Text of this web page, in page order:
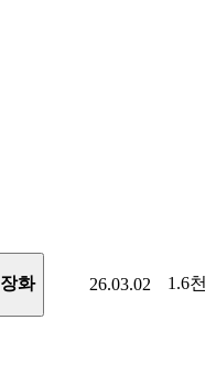
장화 26.03.02 1.6천